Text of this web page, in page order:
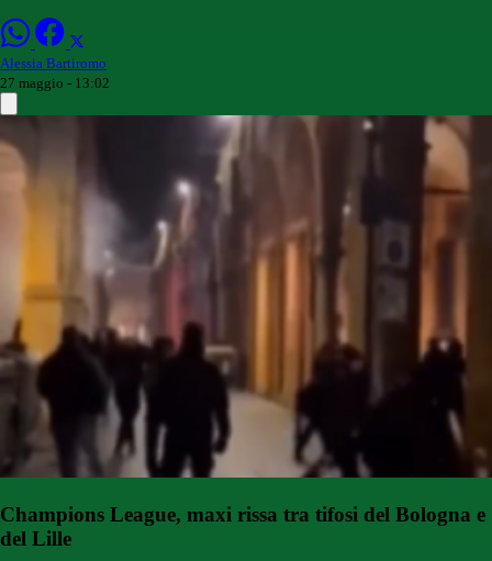
Alessia Bartiromo
27 maggio - 13:02
Champions League, maxi rissa tra tifosi del Bologna e
del Lille